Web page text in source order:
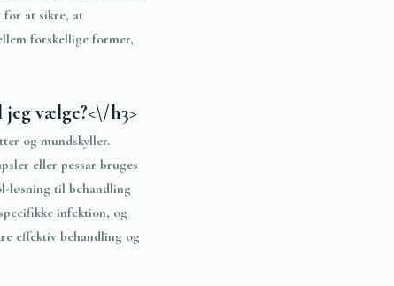
for at sikre, at
forskellige former,
vælge?<\/h3>
og mundskyller.
eller pessar bruges
løsning til behandling
infektion, og
effektiv behandling og